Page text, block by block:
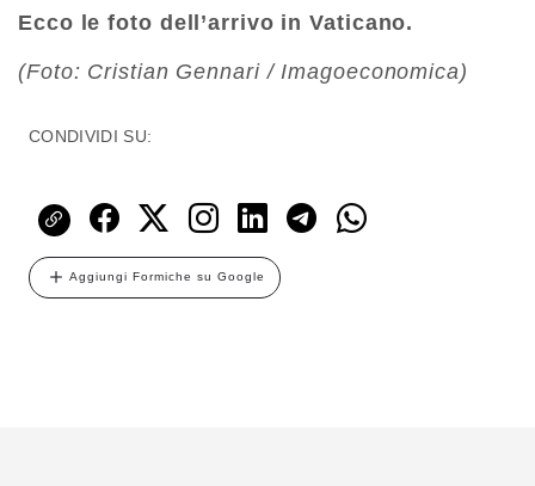
Ecco le foto dell’arrivo in Vaticano.
(Foto: Cristian Gennari / Imagoeconomica)
CONDIVIDI SU:
Aggiungi Formiche su Google